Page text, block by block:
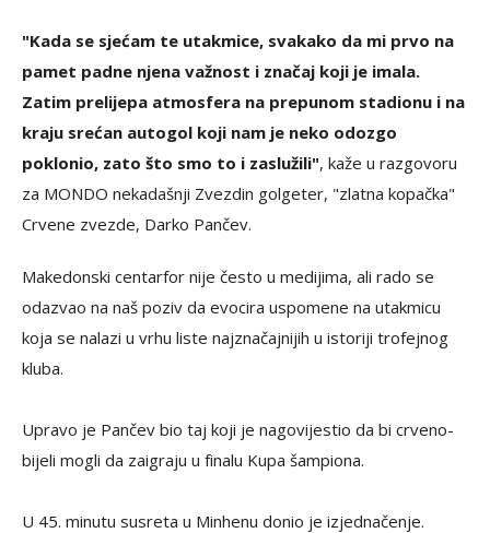
"Kada se sjećam te utakmice, svakako da mi prvo na
pamet padne njena važnost i značaj koji je imala.
Zatim prelijepa atmosfera na prepunom stadionu i na
kraju srećan autogol koji nam je neko odozgo
poklonio, zato što smo to i zaslužili", kaže u razgovoru
za MONDO nekadašnji Zvezdin golgeter, "zlatna kopačka"
Crvene zvezde, Darko Pančev.
Makedonski centarfor nije često u medijima, ali rado se
odazvao na naš poziv da evocira uspomene na utakmicu
koja se nalazi u vrhu liste najznačajnijih u istoriji trofejnog
kluba.
Upravo je Pančev bio taj koji je nagovijestio da bi crveno-
bijeli mogli da zaigraju u finalu Kupa šampiona.
U 45. minutu susreta u Minhenu donio je izjednačenje.